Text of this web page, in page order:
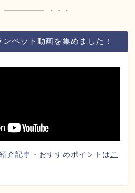
ペット動画を集めました！
介記事・おすすめポイントは こ